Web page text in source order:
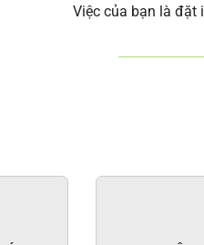
Việc của bạn là đặt